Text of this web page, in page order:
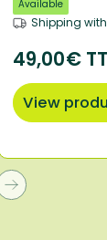
Available
Shipping
49,00€
View